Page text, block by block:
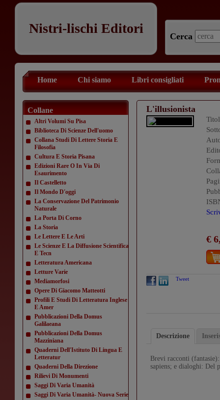
Nistri-lischi Editori
Cerca
Home Chi siamo Libri consigliati
Collane
Altri Volumi Su Pisa
Biblioteca Di Scienze Dell'uomo
Collana Studi Di Lettere Storia E
Filosofia
Cultura E Storia Pisana
Edizioni Rare O In Via Di
Esaurimento
Il Castelletto
Il Mondo D'oggi
La Conservazione Del Patrimonio
Naturale
La Porta Di Corno
La Storia
Le Lettere E Le Arti
Le Scienze E La Diffusione Scientifica
E Tecn
Letteratura Americana
Letture Varie
Mediamorfosi
Opere Di Giacomo Matteotti
Profili E Studi Di Letteratura Inglese
E Amer
Pubblicazioni Della Domus
Galilaeana
Pubblicazioni Della Domus
Mazziniana
Quaderni Dell'Istituto Di Lingua E
Letteratur
Quaderni Della Direzione
Rilievi Di Monumenti
Saggi Di Varia Umanità
Saggi Di Varia Umanità- Nuova Serie
L'illusionista
€
Tweet
Descrizione
Brevi racconti
sapiens; e dialoghi: Del